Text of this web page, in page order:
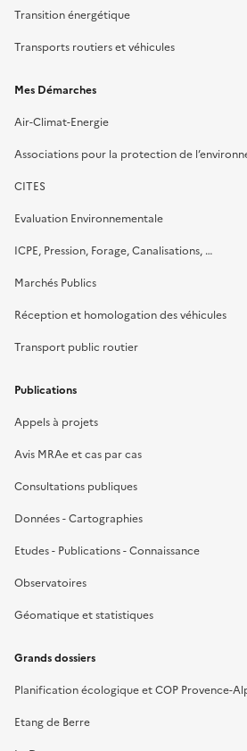
Transition énergétique
Transports routiers et véhicules
Mes Démarches
Air-Climat-Energie
Associations pour la protection de
CITES
Evaluation Environnementale
ICPE, Pression, Forage, Canalisations, …
Marchés Publics
Réception et homologation des véhicules
Transport public routier
Publications
Appels à projets
Avis MRAe et cas par cas
Consultations publiques
Données - Cartographies
Etudes - Publications - Connaissance
Observatoires
Géomatique et statistiques
Grands dossiers
Planification écologique et COP Provence-
Etang de Berre